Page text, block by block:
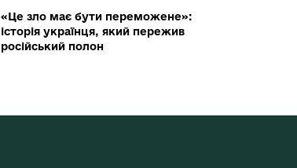
«Це зло має бути переможене»:
історія українця, який пережив
російський полон